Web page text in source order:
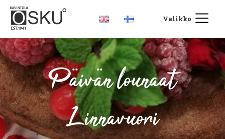
Valikko
Päivän lounaat
Linnavuori